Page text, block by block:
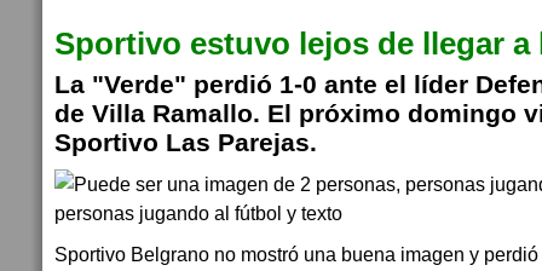
Sportivo estuvo lejos de llegar a
La "Verde" perdió 1-0 ante el líder
de Villa Ramallo. El próximo domingo
Sportivo Las Parejas.
Sportivo Belgrano no mostró una buena imagen y